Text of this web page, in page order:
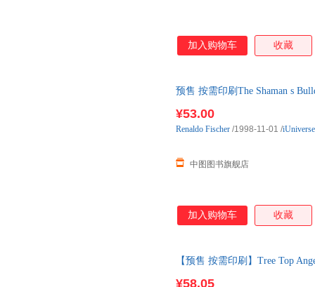
加入购物车 收藏
预售 按需印刷The Shaman s
¥53.00
中图图书旗舰店
Renaldo Fischer /1998-11-01 /iUniverse
加入购物车 收藏
【预售 按需印刷】Tree Top
¥58.05